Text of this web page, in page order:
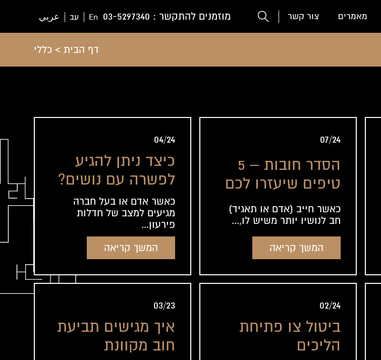
מאמרים צור קשר מוזמנים להתקשר : 03-5297340
En עב عربي
דף הבית> כללי
07/24
הסדר חובות – 5
טיפים שיעזרו לכם
בתהליך, מאת עורך
דין להסדר חוב
כאשר חייב (אדם או תאגיד)
חב לנושיו יותר משיש לו,...
המשך קריאה
04/24
כיצד ניתן להגיע
לפשרה עם נושים?
כאשר אדם או בעל חברה
מגיעים למצב של חדלות
פירעון...
המשך קריאה
02/24
ביטול צו פתיחת
הליכים
03/23
איך מגישים תביעת
חוב מקוונת